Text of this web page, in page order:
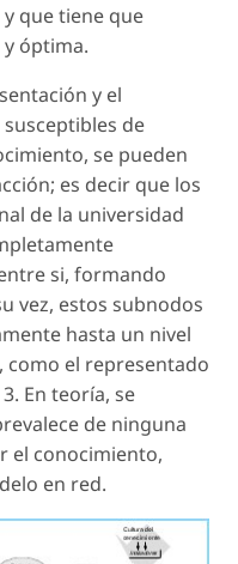
que tiene que
óptima.
y el
de
se pueden
es decir que los
de la universidad
si, formando
vez, estos subnodos
hasta un nivel
el representado
En teoría, se
de ninguna
el conocimiento,
en red.